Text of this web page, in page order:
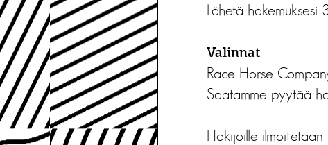
Lähetä hakemuksesi
Valinnat
Race Horse
Saatamme pyytää
Hakijoille ilmoitetaan